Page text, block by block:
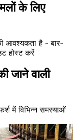
के लिए
आवश्यकता है - बार-
होस्ट करें
जाने वाली
में विभिन्न समस्याओं